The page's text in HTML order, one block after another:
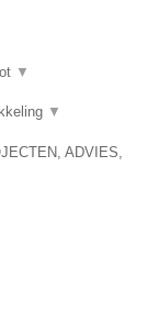
▼
▼
ADVIES,